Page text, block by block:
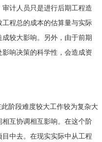
计人员只是进行后期工程造
程总的成本的估算量与实际
较大影响。另外，由于前期
响决策的科学性，会造成资
阶段难度较大工作较为复杂大
互协调相互影响。在这个阶
中去。在现实实际中从工程